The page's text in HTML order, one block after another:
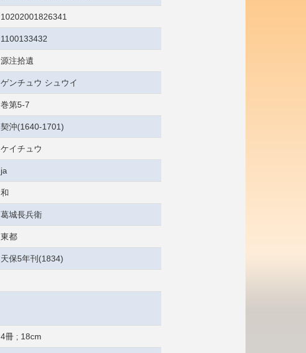
10202001826341
1100133432
源注拾遺
ゲンチュウ シュウイ
巻第5-7
契沖(1640-1701)
ケイチュウ
ja
和
葛城長兵衛
東都
天保5年刊(1834)
4冊 ; 18cm